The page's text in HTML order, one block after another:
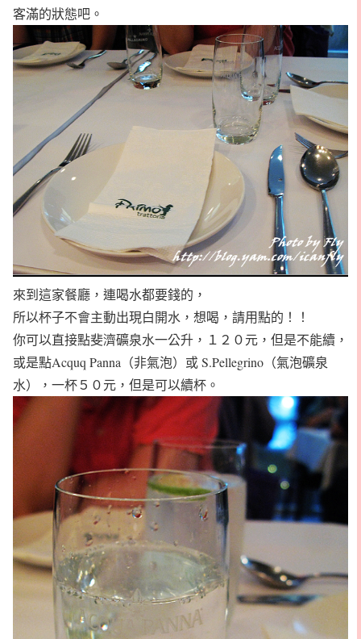
客滿的狀態吧。
來到這家餐廳，連喝水都要錢的，
所以杯子不會主動出現白開水，想喝，請用點的！！
你可以直接點斐濟礦泉水一公升，１２０元，但是不能續，
或是點Acquq Panna（非氣泡）或 S.Pellegrino（氣泡礦泉
水），一杯５０元，但是可以續杯。